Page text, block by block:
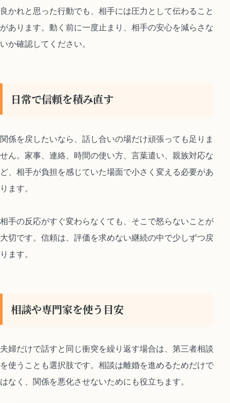
良かれと思った行動でも、相手には圧力として伝わること
があります。動く前に一度止まり、相手の安心を減らさな
いか確認してください。
日常で信頼を積み直す
関係を戻したいなら、話し合いの場だけ頑張っても足りま
せん。家事、連絡、時間の使い方、言葉遣い、親族対応な
ど、相手が負担を感じていた場面で小さく変える必要があ
ります。
相手の反応がすぐ変わらなくても、そこで怒らないことが
大切です。信頼は、評価を求めない継続の中で少しずつ戻
ります。
相談や専門家を使う目安
夫婦だけで話すと同じ衝突を繰り返す場合は、第三者相談
を使うことも選択肢です。相談は離婚を進めるためだけで
はなく、関係を悪化させないためにも役立ちます。